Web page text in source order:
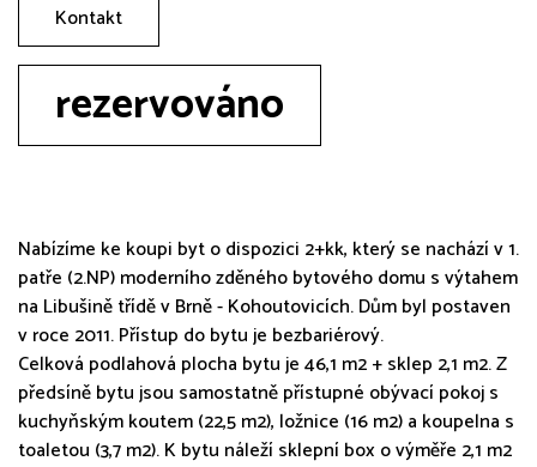
Kontakt
rezervováno
Nabízíme ke koupi byt o dispozici 2+kk, který se nachází v 1.
patře (2.NP) moderního zděného bytového domu s výtahem
na Libušině třídě v Brně - Kohoutovicích. Dům byl postaven
v roce 2011. Přístup do bytu je bezbariérový.
Celková podlahová plocha bytu je 46,1 m2 + sklep 2,1 m2. Z
předsíně bytu jsou samostatně přístupné obývací pokoj s
kuchyňským koutem (22,5 m2), ložnice (16 m2) a koupelna s
toaletou (3,7 m2). K bytu náleží sklepní box o výměře 2,1 m2